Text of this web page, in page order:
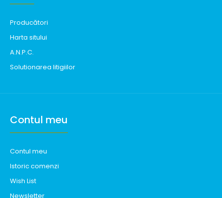
Producători
Harta sitului
A.N.P.C.
Solutionarea litigiilor
Contul meu
Contul meu
Istoric comenzi
Wish List
Newsletter